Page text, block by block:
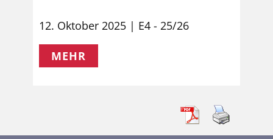
12. Oktober 2025 E4 - 25/26
MEHR